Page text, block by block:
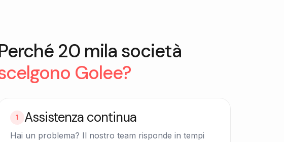
20 mila società
Golee?
1 Assistenza continua
Hai un problema? Il nostro team risponde in tempi